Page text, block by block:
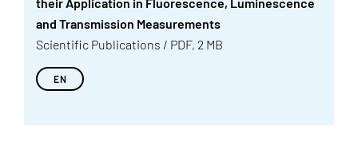
and Transmission Measurements
Scientific Publications / PDF, 2 MB
EN